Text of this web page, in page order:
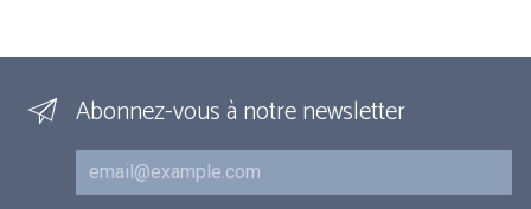
Abonnez-vous à notre newsletter
Courriel